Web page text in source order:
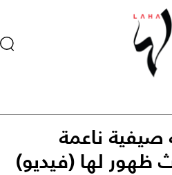
صيفية ناعمة
ظهور لها (فيديو)